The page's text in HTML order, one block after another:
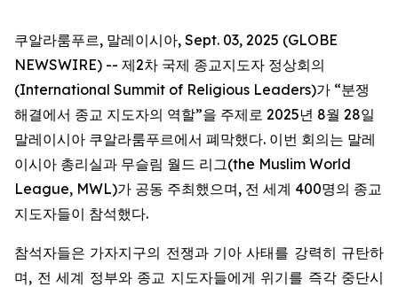
쿠알라룸푸르, 말레이시아, Sept. 03, 2025 (GLOBE
NEWSWIRE) -- 제2차 국제 종교지도자 정상회의
(International Summit of Religious Leaders)가 “분쟁
해결에서 종교 지도자의 역할”을 주제로 2025년 8월 28일
말레이시아 쿠알라룸푸르에서 폐막했다. 이번 회의는 말레
이시아 총리실과 무슬림 월드 리그(the Muslim World
League, MWL)가 공동 주최했으며, 전 세계 400명의 종교
지도자들이 참석했다.
참석자들은 가자지구의 전쟁과 기아 사태를 강력히 규탄하
며, 전 세계 정부와 종교 지도자들에게 위기를 즉각 중단시